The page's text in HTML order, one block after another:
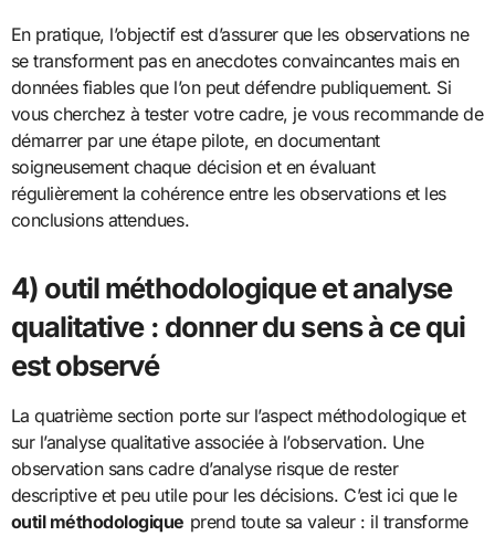
En pratique, l’objectif est d’assurer que les observations ne
se transforment pas en anecdotes convaincantes mais en
données fiables que l’on peut défendre publiquement. Si
vous cherchez à tester votre cadre, je vous recommande de
démarrer par une étape pilote, en documentant
soigneusement chaque décision et en évaluant
régulièrement la cohérence entre les observations et les
conclusions attendues.
4) outil méthodologique et analyse
qualitative : donner du sens à ce qui
est observé
La quatrième section porte sur l’aspect méthodologique et
sur l’analyse qualitative associée à l’observation. Une
observation sans cadre d’analyse risque de rester
descriptive et peu utile pour les décisions. C’est ici que le
outil méthodologique prend toute sa valeur : il transforme